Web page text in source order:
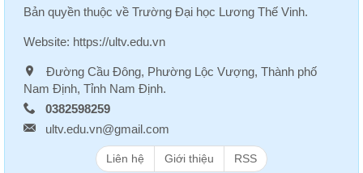
Bản quyền thuộc về Trường Đại học Lương Thế Vinh.
Website: https://ultv.edu.vn
Đường Cầu Đông, Phường Lộc Vượng, Thành phố
Nam Định, Tỉnh Nam Định.
0382598259
ultv.edu.vn@gmail.com
Liên hệ Giới thiệu RSS